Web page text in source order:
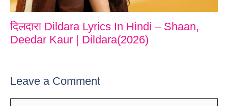
दिलदारा Dildara Lyrics In Hindi – Shaan,
Deedar Kaur | Dildara(2026)
Leave a Comment